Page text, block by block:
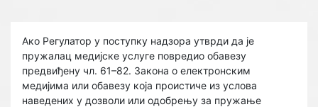
Ако Регулатор у поступку надзора утврди да је
пружалац медијске услуге повредио обавезу
предвиђену чл. 61–82. Закона о електронским
медијима или обавезу која проистиче из услова
наведених у дозволи или одобрењу за пружање